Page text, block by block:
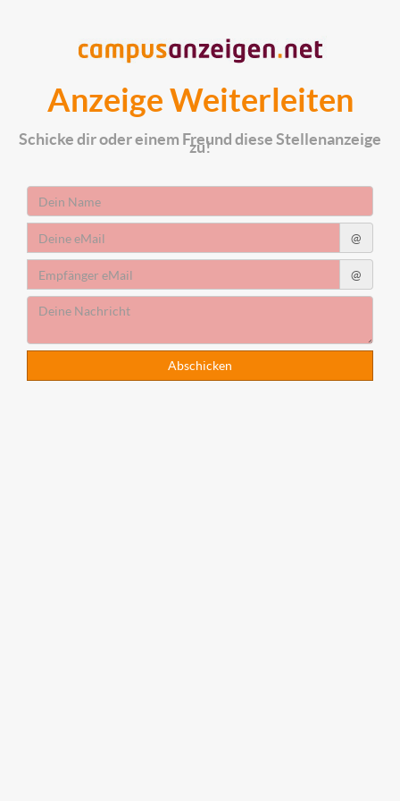
Anzeige Weiterleiten
Schicke dir oder einem Freund diese Stellenanzeige
zu!
Name
eMail
@
eMail
@
Deine
Abschicken